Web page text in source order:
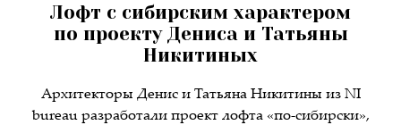
Лофт с сибирским характером
по проекту Дениса и Татьяны
Никитиных
Архитекторы Денис и Татьяна Никитины из NI
bureau разработали проект лофта «по-сибирски»,